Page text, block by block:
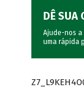
DÊ SUA
Ajude-nos a
uma rápida